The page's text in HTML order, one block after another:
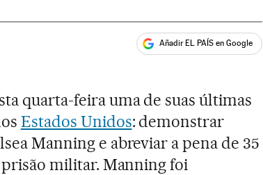
Añadir EL PAÍS en Google
quarta-feira uma de suas últimas
Estados Unidos: demonstrar
Manning e abreviar a pena de 35
militar. Manning foi